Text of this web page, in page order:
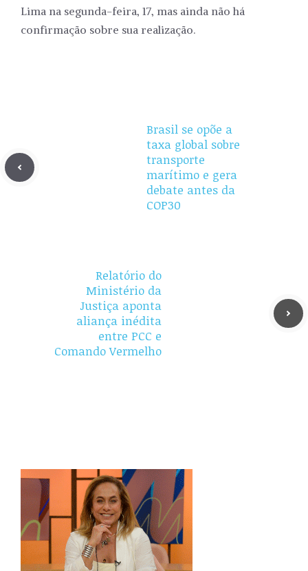
Lima na segunda-feira, 17, mas ainda não há
confirmação sobre sua realização.
Brasil se opõe a
taxa global sobre
transporte
marítimo e gera
debate antes da
COP30
Relatório do
Ministério da
Justiça aponta
aliança inédita
entre PCC e
Comando Vermelho